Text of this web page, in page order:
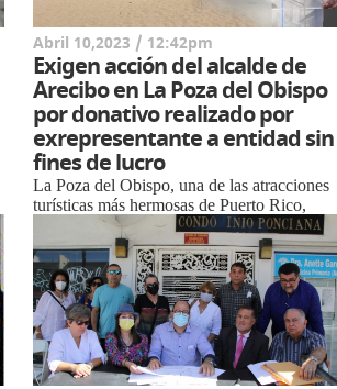
Abril 10,2023 / 12:42pm
Exigen acción del alcalde de
Arecibo en La Poza del Obispo
por donativo realizado por
exrepresentante a entidad sin
fines de lucro
La Poza del Obispo, una de las atracciones
turísticas más hermosas de Puerto Rico,
custodiada parte de esta por la entidad sin
fines de lucro, los Amigos de la Posa. Este
grup...